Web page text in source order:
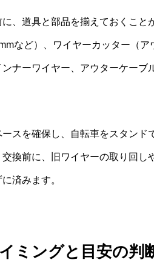
、道具と部品を揃えておくこと
など）、ワイヤーカッター（
ナーワイヤー、アウターケー
ースを確保し、自転車をスタン
換前に、旧ワイヤーの取り回
済みます。
ミングと目安の判